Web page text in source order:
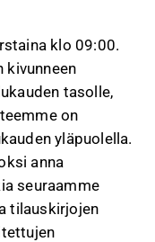
klo 09:00.
kivunneen
tasolle,
on
yläpuolella.
anna
seuraamme
tilauskirjojen